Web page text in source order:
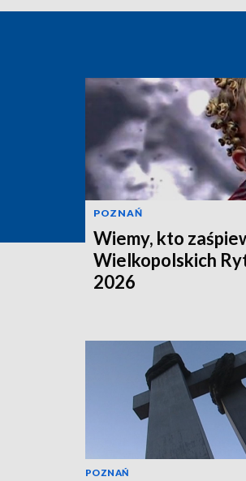
POZNAŃ
Wiemy, kto
Wielkopolskich
2026
POZNAŃ